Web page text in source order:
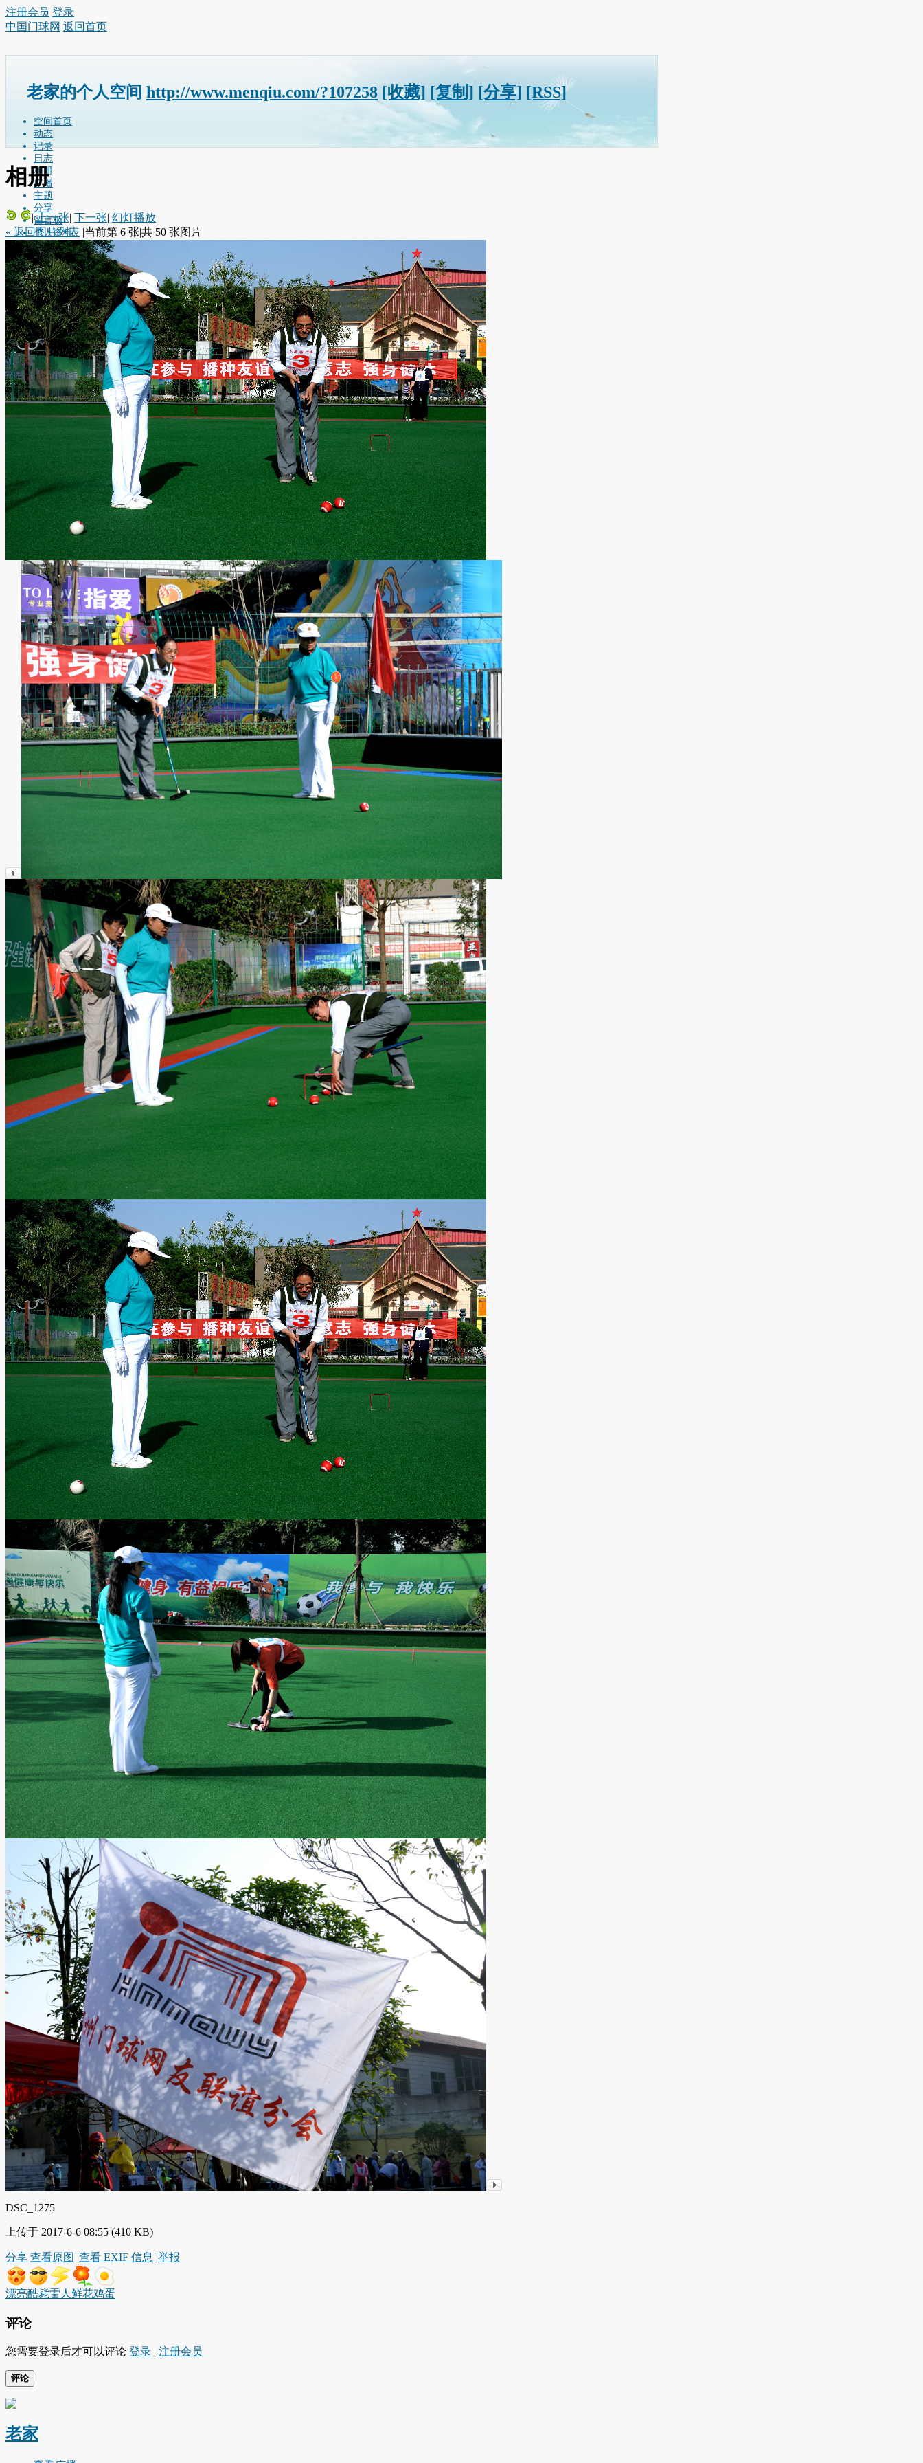
注册会员 登录
中国门球网 返回首页
老家的个人空间 http://www.menqiu.com/?107258 [收藏] [复制] [分享] [RSS]
空间首页
动态
记录
日志
相册
广播
主题
分享
留言板
个人资料
相册
| 上一张| 下一张| 幻灯播放
« 返回图片列表 |当前第 6 张|共 50 张图片
DSC_1275
上传于 2017-6-6 08:55 (410 KB)
分享 查看原图 |查看 EXIF 信息 |举报
漂亮酷毙雷人 鲜花鸡蛋
评论
您需要登录后才可以评论 登录 | 注册会员
评论
老家